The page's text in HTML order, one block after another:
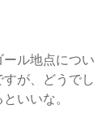
ル地点につい
が、どうでし
いいな。